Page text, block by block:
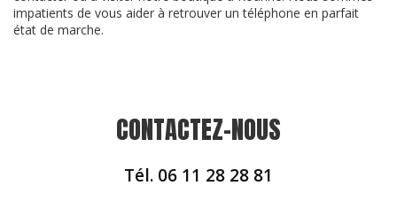
impatients de vous aider à retrouver un téléphone en parfait
état de marche.
CONTACTEZ-NOUS
Tél. 06 11 28 28 81